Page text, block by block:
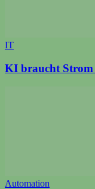
IT
KI braucht Strom
Automation